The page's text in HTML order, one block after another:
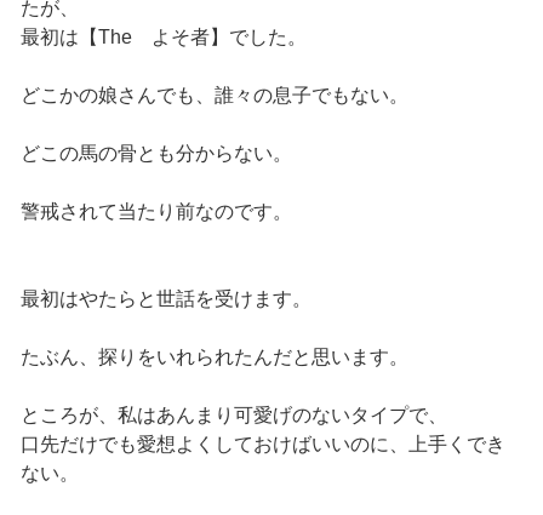
たが、
最初は【The よそ者】でした。
どこかの娘さんでも、誰々の息子でもない。
どこの馬の骨とも分からない。
警戒されて当たり前なのです。
最初はやたらと世話を受けます。
たぶん、探りをいれられたんだと思います。
ところが、私はあんまり可愛げのないタイプで、
口先だけでも愛想よくしておけばいいのに、上手くでき
ない。